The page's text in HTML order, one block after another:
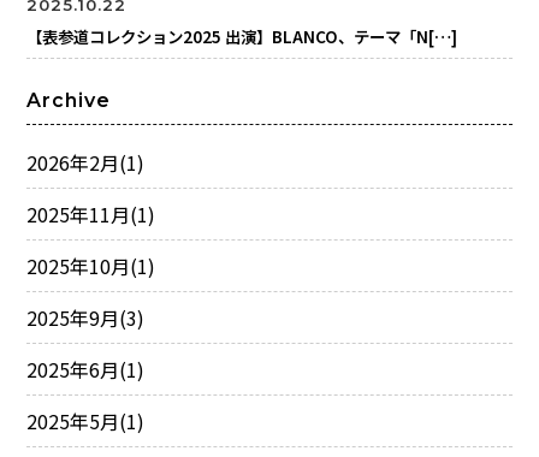
2025.10.22
【表参道コレクション2025 出演】BLANCO、テーマ「N[…]
Archive
2026年2月(1)
2025年11月(1)
2025年10月(1)
2025年9月(3)
2025年6月(1)
2025年5月(1)